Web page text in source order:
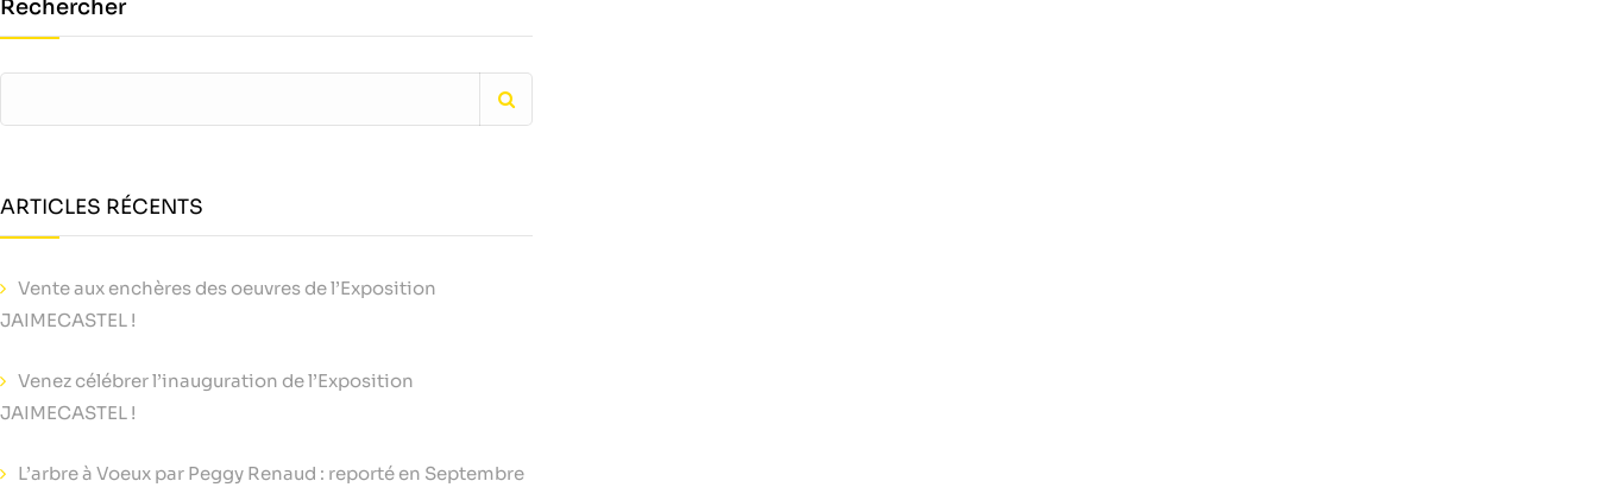
Rechercher
ARTICLES RÉCENTS
Vente aux enchères des oeuvres de l’Exposition
JAIMECASTEL !
Venez célébrer l’inauguration de l’Exposition
JAIMECASTEL !
L’arbre à Voeux par Peggy Renaud : reporté en Septembre